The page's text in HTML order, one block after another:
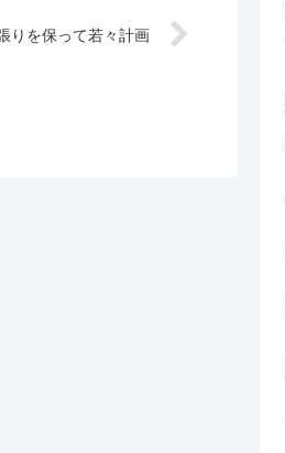
りを保って若々計画